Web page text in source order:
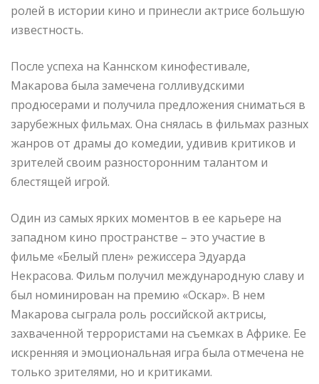
ролей в истории кино и принесли актрисе большую
известность.
После успеха на Каннском кинофестивале,
Макарова была замечена голливудскими
продюсерами и получила предложения сниматься в
зарубежных фильмах. Она снялась в фильмах разных
жанров от драмы до комедии, удивив критиков и
зрителей своим разносторонним талантом и
блестящей игрой.
Один из самых ярких моментов в ее карьере на
западном кино пространстве – это участие в
фильме «Белый плен» режиссера Эдуарда
Некрасова. Фильм получил международную славу и
был номинирован на премию «Оскар». В нем
Макарова сыграла роль российской актрисы,
захваченной террористами на съемках в Африке. Ее
искренняя и эмоциональная игра была отмечена не
только зрителями, но и критиками.